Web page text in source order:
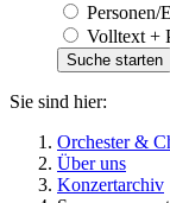
Personen/
Volltext +
Sie sind hier:
Orchester &
Über uns
Konzertarchiv